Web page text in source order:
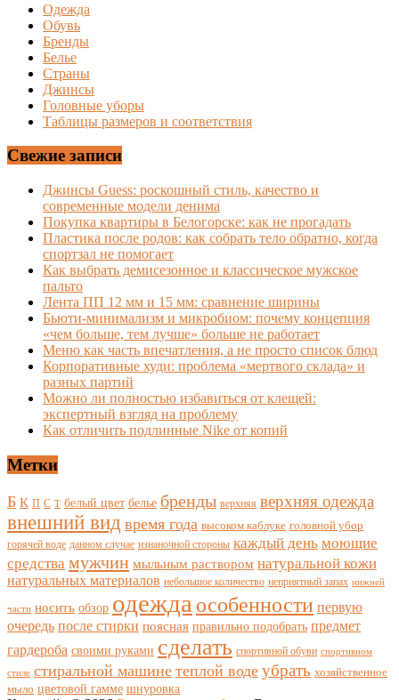
Одежда
Обувь
Бренды
Белье
Страны
Джинсы
Головные уборы
Таблицы размеров и соответствия
Свежие записи
Джинсы Guess: роскошный стиль, качество и
современные модели денима
Покупка квартиры в Белогорске: как не прогадать
Пластика после родов: как собрать тело обратно, когда
спортзал не помогает
Как выбрать демисезонное и классическое мужское
пальто
Лента ПП 12 мм и 15 мм: сравнение ширины
Бьюти-минимализм и микробиом: почему концепция
«чем больше, тем лучше» больше не работает
Меню как часть впечатления, а не просто список блюд
Корпоративные худи: проблема «мертвого склада» и
разных партий
Можно ли полностью избавиться от клещей:
экспертный взгляд на проблему
Как отличить подлинные Nike от копий
Метки
Б К П С Т белый цвет белье бренды верхняя верхняя одежда
внешний вид время года высоком каблуке головной убор
горячей воде данном случае изнаночной стороны каждый день моющие
средства мужчин мыльным раствором натуральной кожи
натуральных материалов небольшое количество неприятный запах нижней
части носить обзор одежда особенности первую
очередь после стирки поясная правильно подобрать предмет
гардероба своими руками сделать спортивной обуви спортивном
стиле стиральной машине теплой воде убрать хозяйственное
мыло цветовой гамме шнуровка